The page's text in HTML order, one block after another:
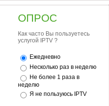
ОПРОС
Как часто Вы пользуетесь
услугой IPTV ?
Ежедневно
Несколько раз в неделю
Не более 1 раза в
неделю
Я не пользуюсь IPTV